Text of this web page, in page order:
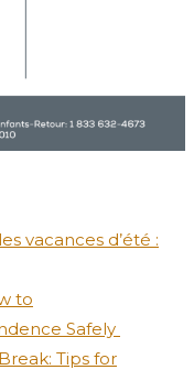
vacances d’été :
to
Safely
Tips for